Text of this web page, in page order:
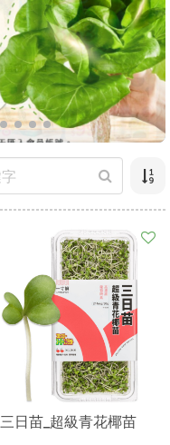
三日苗_超級青花椰苗